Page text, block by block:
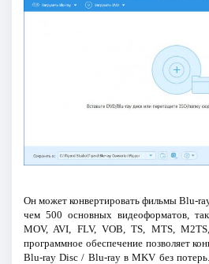
Он может конвертировать фильмы Blu-
чем 500 основных видеоформатов,
MOV, AVI, FLV, VOB, TS, MTS,
программное обеспечение позволяет
Blu-ray Disc / Blu-ray в MKV без